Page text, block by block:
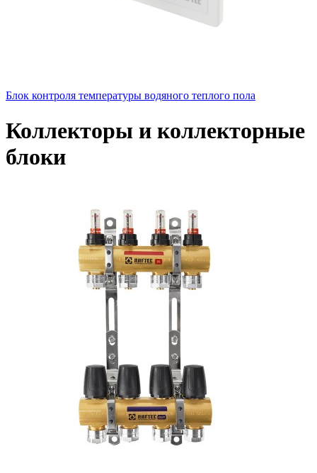
Блок контроля температуры водяного теплого пола
Коллекторы и коллекторные
блоки